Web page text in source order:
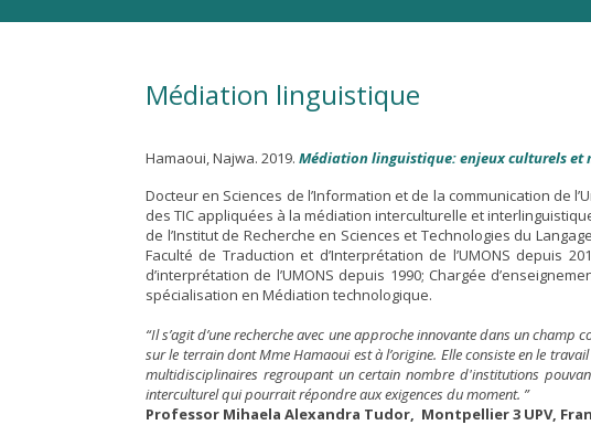
Médiation linguistique
Hamaoui, Najwa. 2019. Médiation linguistique: enjeux culturels et
Docteur en Sciences de l’Information et de la communication de
des TIC appliquées à la médiation interculturelle et
de l’Institut de Recherche en Sciences et Technologies du
Faculté de Traduction et d’Interprétation de l’UMONS depuis
d’interprétation de l’UMONS depuis 1990; Chargée
spécialisation en Médiation technologique.
“Il s’agit d’une recherche avec une approche innovante dans un
sur le terrain dont Mme Hamaoui est à l’origine. Elle consiste en le
multidisciplinaires regroupant un certain nombre d'institutions
interculturel qui pourrait répondre aux exigences du moment. ”
Professor Mihaela Alexandra Tudor, Montpellier 3 UPV,